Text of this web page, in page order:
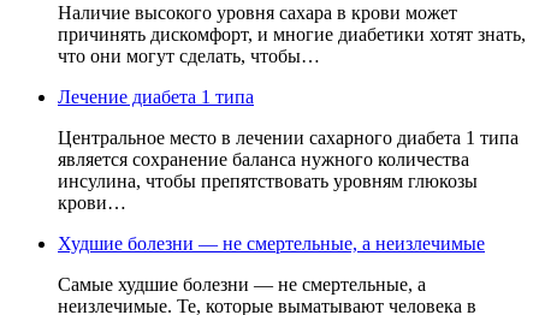
Наличие высокого уровня сахара в крови может
причинять дискомфорт, и многие диабетики хотят знать,
что они могут сделать, чтобы…
Лечение диабета 1 типа
Центральное место в лечении сахарного диабета 1 типа
является сохранение баланса нужного количества
инсулина, чтобы препятствовать уровням глюкозы
крови…
Худшие болезни — не смертельные, а неизлечимые
Самые худшие болезни — не смертельные, а
неизлечимые. Те, которые выматывают человека в